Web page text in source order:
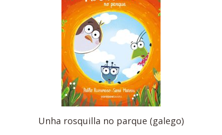
Unha rosquilla no parque (galego)